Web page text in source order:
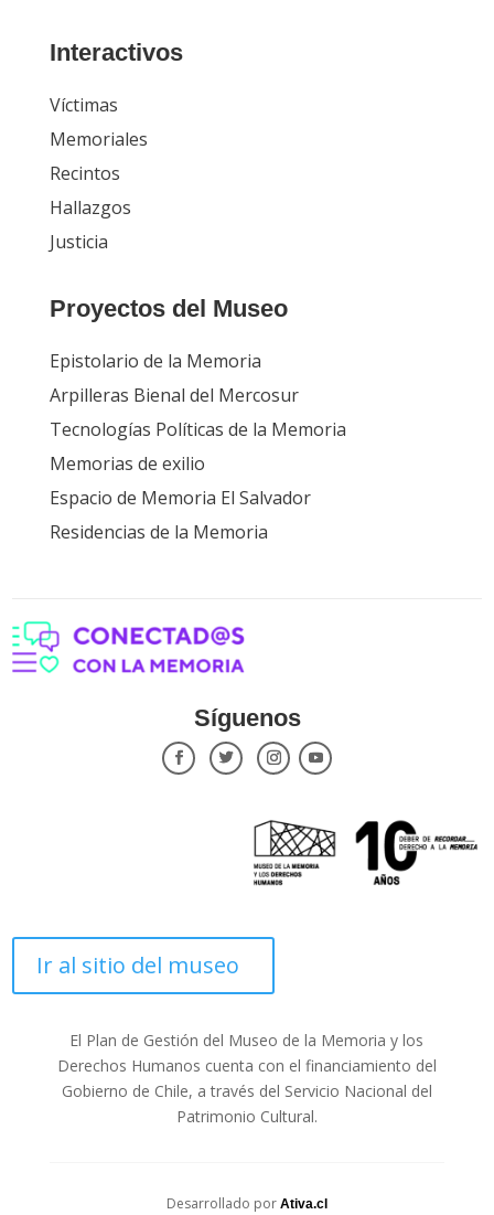
Interactivos
Víctimas
Memoriales
Recintos
Hallazgos
Justicia
Proyectos del Museo
Epistolario de la Memoria
Arpilleras Bienal del Mercosur
Tecnologías Políticas de la Memoria
Memorias de exilio
Espacio de Memoria El Salvador
Residencias de la Memoria
Síguenos
Ir al sitio del museo
El Plan de Gestión del Museo de la Memoria y los
Derechos Humanos cuenta con el financiamiento del
Gobierno de Chile, a través del Servicio Nacional del
Patrimonio Cultural.
Desarrollado por Ativa.cl